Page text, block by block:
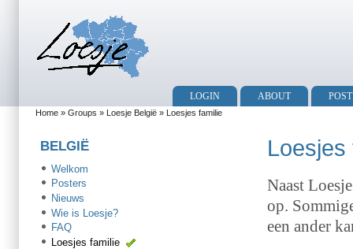
LOGIN ABOUT
Home » Groups » Loesje België » Loesjes familie
Loesjes
Naast
op.
een ander
BELGIË
Welkom
Posters
Nieuws
Wie is Loesje?
FAQ
Loesjes familie